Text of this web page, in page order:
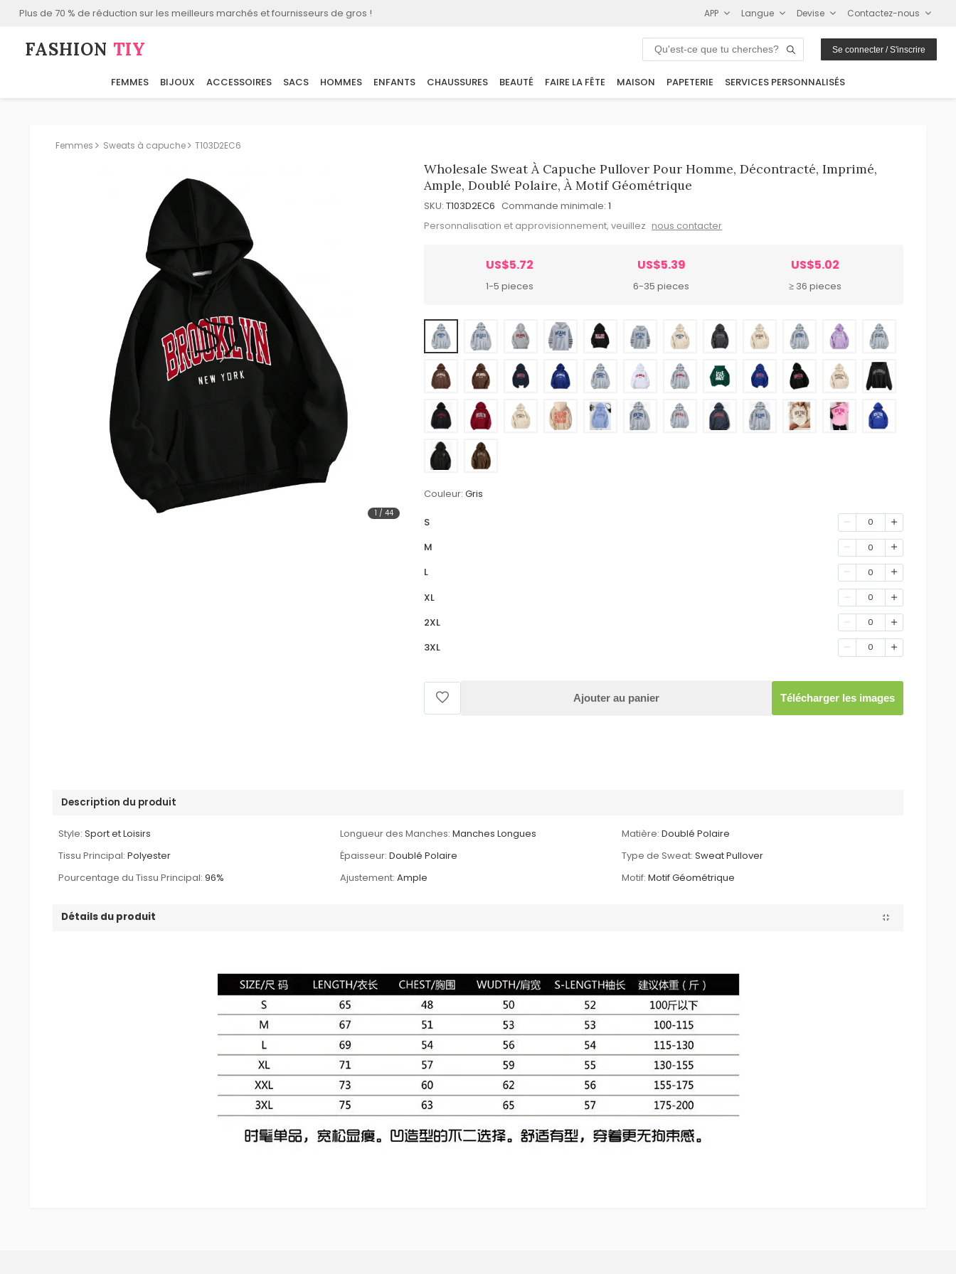
Plus de 70 % de réduction sur les meilleurs marchés et fournisseurs de gros ! APP Langue Devise Contactez-nous
FASHION⁠ TIY Se connecter / S'inscrire
FEMMES BIJOUX ACCESSOIRES SACS HOMMES ENFANTS CHAUSSURES BEAUTÉ FAIRE LA FÊTE MAISON PAPETERIE SERVICES PERSONNALISÉS
Femmes Sweats à capuche T103D2EC6
1 / 44
Wholesale Sweat À Capuche Pullover Pour Homme, Décontracté, Imprimé,
Ample, Doublé Polaire, À Motif Géométrique
SKU: T103D2EC6 Commande minimale: 1
Personnalisation et approvisionnement, veuillez nous contacter
US$5.72
1-5 pieces
US$5.39
6-35 pieces
US$5.02
≥ 36 pieces
Couleur: Gris
S 0
M 0
L 0
XL 0
2XL 0
3XL 0
Ajouter au panier Télécharger les images
Description du produit
Style: Sport et Loisirs Longueur des Manches: Manches Longues Matière: Doublé Polaire
Tissu Principal: Polyester Épaisseur: Doublé Polaire Type de Sweat: Sweat Pullover
Pourcentage du Tissu Principal: 96% Ajustement: Ample Motif: Motif Géométrique
Détails du produit